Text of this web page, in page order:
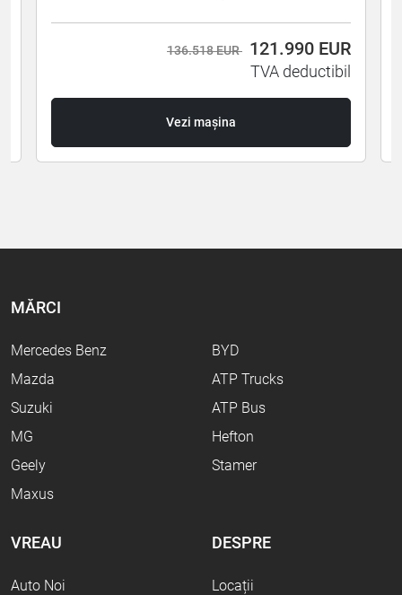
136.518 EUR 121.990 EUR
TVA deductibil
Vezi mașina
MĂRCI
Mercedes Benz
Mazda
Suzuki
MG
Geely
Maxus
BYD
ATP Trucks
ATP Bus
Hefton
Stamer
VREAU
Auto Noi
DESPRE
Locații